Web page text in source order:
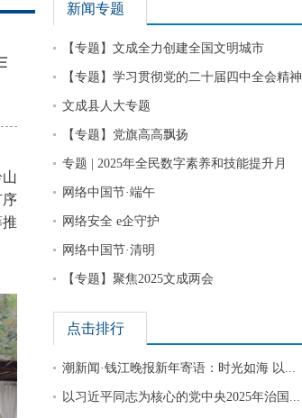
新闻专题
【专题】文成全力创建全国文明城市
【专题】学习贯彻党的二十届四中全会精神
文成县人大专题
【专题】党旗高高飘扬
专题 | 2025年全民数字素养和技能提升月
网络中国节·端午
网络安全 e企守护
网络中国节·清明
【专题】聚焦2025文成两会
点击排行
潮新闻·钱江晚报新年寄语：时光如海 以...
以习近平同志为核心的党中央2025年治国...